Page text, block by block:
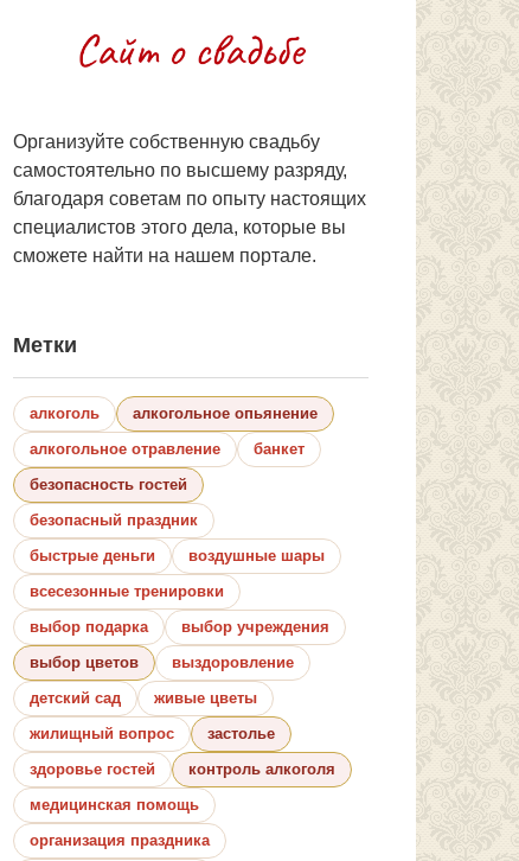
Организуйте собственную свадьбу
самостоятельно по высшему разряду,
благодаря советам по опыту настоящих
специалистов этого дела, которые вы
сможете найти на нашем портале.
Метки
алкоголь
алкогольное опьянение
алкогольное отравление
банкет
безопасность гостей
безопасный праздник
быстрые деньги
воздушные шары
всесезонные тренировки
выбор подарка
выбор учреждения
выбор цветов
выздоровление
детский сад
живые цветы
жилищный вопрос
застолье
здоровье гостей
контроль алкоголя
медицинская помощь
организация праздника